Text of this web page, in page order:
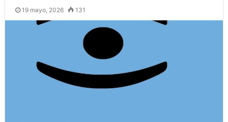
19 mayo, 2026 131